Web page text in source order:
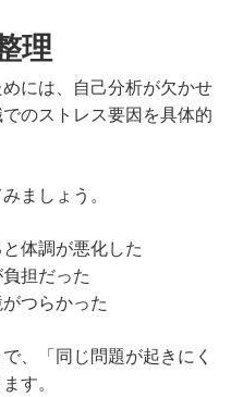
理
には、自己分析が欠かせ
のストレス要因を具体的
ましょう。
体調が悪化した
担だった
つらかった
、「同じ問題が起きにく
す。